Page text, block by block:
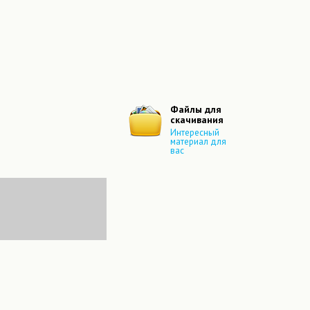
Файлы для
скачивания
Интересный
материал для
вас